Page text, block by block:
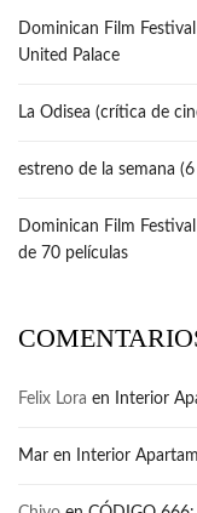
Dominican Film
United Palace
La Odisea (crítica de
estreno de la semana
Dominican Film
de 70 películas
Felix Lora en Interior
Mar en Interior